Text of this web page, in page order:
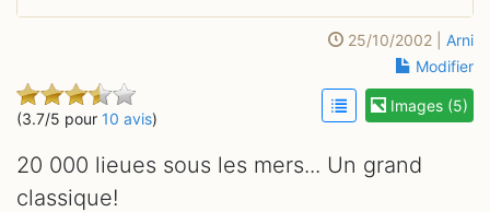
25/10/2002 | Arni
Modifier
(3.7/5 pour 10 avis)
Images (5)
20 000 lieues sous les mers... Un grand
classique!